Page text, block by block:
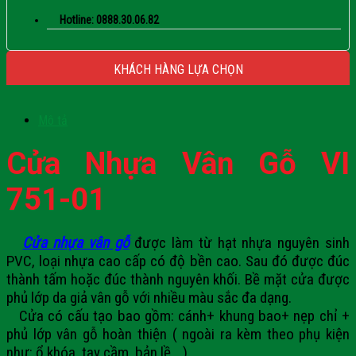
Hotline: 0888.30.06.82
KHÁCH HÀNG LỰA CHỌN
Cửa Nhựa Vân Gỗ VI
751-01
Cửa nhựa vân gỗđược làm từ hạt nhựa nguyên sinh
PVC, loại nhựa cao cấp có độ bền cao. Sau đó được đúc
thành tấm hoặc đúc thành nguyên khối. Bề mặt cửa được
phủ lớp da giả vân gỗ với nhiều màu sắc đa dạng.
Cửa có cấu tạo bao gồm: cánh+ khung bao+ nẹp chỉ +
phủ lớp vân gỗ hoàn thiện ( ngoài ra kèm theo phụ kiện